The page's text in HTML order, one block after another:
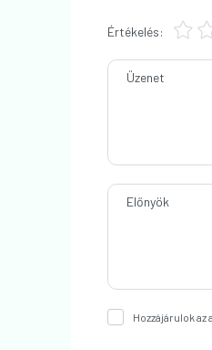
Értékelés:
Üzenet
Előnyök
Hozzájárulok